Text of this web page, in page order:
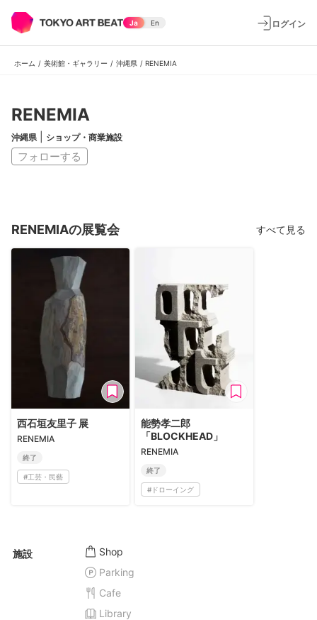
Ja En ログイン
ホーム / 美術館・ギャラリー / 沖縄県 / RENEMIA
RENEMIA
沖縄県 ショップ・商業施設
フォローする
RENEMIAの展覧会 すべて見る
西石垣友里子 展
RENEMIA
終了
#工芸・民藝
能勢孝二郎
「BLOCKHEAD」
RENEMIA
終了
# ドローイング
施設
Shop
Parking
Cafe
Library